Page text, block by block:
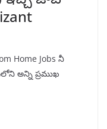
Home Jobs నీ
అన్ని ప్రముఖ